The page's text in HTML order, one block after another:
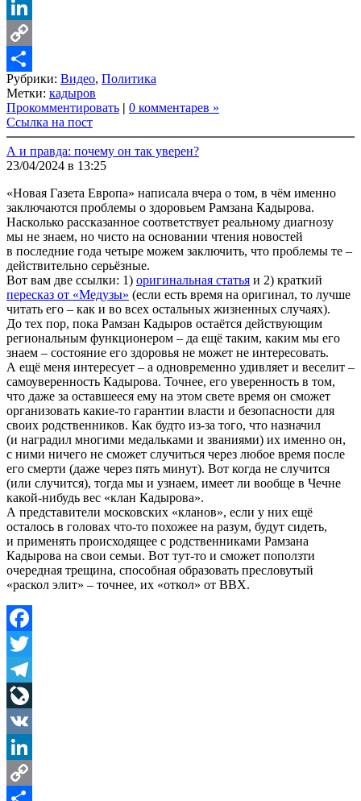
VK
LinkedIn
Copy
Link
Share
Рубрики: Видео, Политика
Метки: кадыров
Прокомментировать | 0 комментарев »
Ссылка на пост
А и правда: почему он так уверен?
23/04/2024 в 13:25
«Новая Газета Европа» написала вчера о том, в чём именно
заключаются проблемы о здоровьем Рамзана Кадырова.
Насколько рассказанное соответствует реальному диагнозу
мы не знаем, но чисто на основании чтения новостей
в последние года четыре можем заключить, что проблемы те –
действительно серьёзные.
Вот вам две ссылки: 1) оригинальная статья и 2) краткий
пересказ от «Медузы» (если есть время на оригинал, то лучше
читать его – как и во всех остальных жизненных случаях).
До тех пор, пока Рамзан Кадыров остаётся действующим
региональным функционером – да ещё таким, каким мы его
знаем – состояние его здоровья не может не интересовать.
А ещё меня интересует – а одновременно удивляет и веселит –
самоуверенность Кадырова. Точнее, его уверенность в том,
что даже за оставшееся ему на этом свете время он сможет
организовать какие-то гарантии власти и безопасности для
своих родственников. Как будто из-за того, что назначил
(и наградил многими медальками и званиями) их именно он,
с ними ничего не сможет случиться через любое время после
его смерти (даже через пять минут). Вот когда не случится
(или случится), тогда мы и узнаем, имеет ли вообще в Чечне
какой-нибудь вес «клан Кадырова».
А представители московских «кланов», если у них ещё
осталось в головах что-то похожее на разум, будут сидеть,
и применять происходящее с родственниками Рамзана
Кадырова на свои семьи. Вот тут-то и сможет поползти
очередная трещина, способная образовать пресловутый
«раскол элит» – точнее, их «откол» от ВВХ.
Facebook
Twitter
Telegram
LiveJournal
VK
LinkedIn
Copy